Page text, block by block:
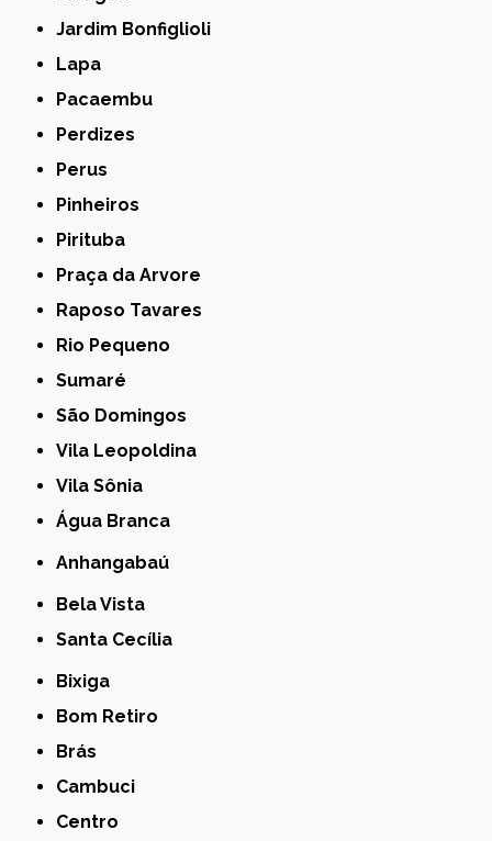
Jardim Bonfiglioli
Lapa
Pacaembu
Perdizes
Perus
Pinheiros
Pirituba
Praça da Arvore
Raposo Tavares
Rio Pequeno
Sumaré
São Domingos
Vila Leopoldina
Vila Sônia
Água Branca
Anhangabaú
Bela Vista
Santa Cecília
Bixiga
Bom Retiro
Brás
Cambuci
Centro